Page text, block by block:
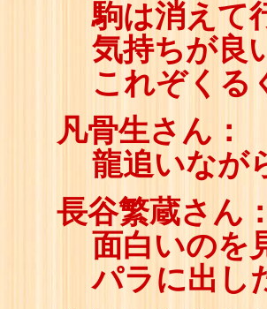
駒は消えて
気持ちが良
これぞくる
凡骨生さん：
龍追いなが
長谷繁蔵さん：
面白いのを
パラに出し